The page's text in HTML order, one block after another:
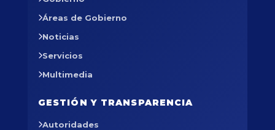
Áreas de Gobierno
Noticias
Servicios
Multimedia
GESTIÓN Y TRANSPARENCIA
Autoridades